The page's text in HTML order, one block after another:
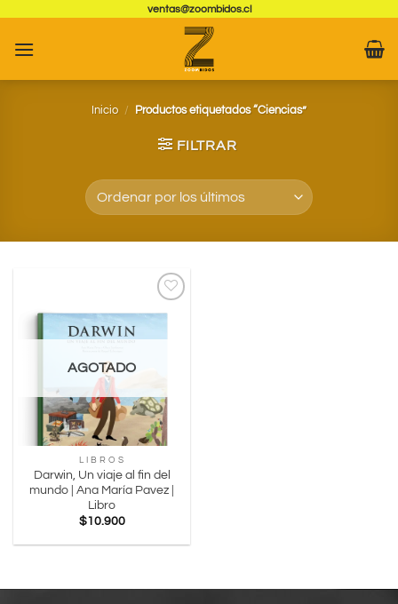
contenido
ventas@zoombidos.cl
Inicio / Productos etiquetados “Ciencias”
FILTRAR
Agregar
Favoritos
AGOTADO
L I B R O S
Darwin, Un viaje al fin del
mundo | Ana María Pavez |
Libro
$10.900